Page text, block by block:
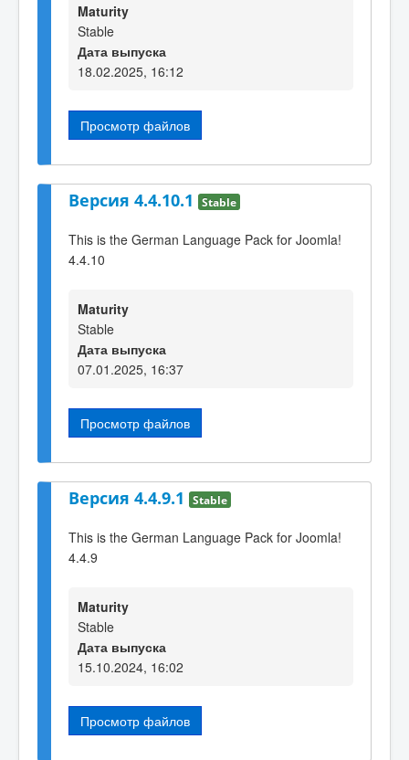
Maturity
Stable
Дата выпуска
18.02.2025, 16:12
Просмотр файлов
Версия 4.4.10.1 Stable
This is the German Language Pack for Joomla!
4.4.10
Maturity
Stable
Дата выпуска
07.01.2025, 16:37
Просмотр файлов
Версия 4.4.9.1 Stable
This is the German Language Pack for Joomla!
4.4.9
Maturity
Stable
Дата выпуска
15.10.2024, 16:02
Просмотр файлов